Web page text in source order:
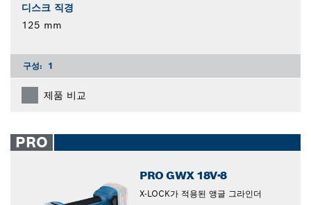
디스크 직경
125 mm
구성: 1
제품 비교
PRO
PRO GWX 18V-8
X-LOCK가 적용된 앵글 그라인더